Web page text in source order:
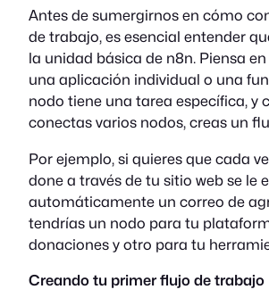
Antes de sumergirnos en cómo
de trabajo, es esencial entender
la unidad básica de n8n. Piensa
una aplicación individual o una
nodo tiene una tarea específica, y
conectas varios nodos, creas un
Por ejemplo, si quieres que cada
done a través de tu sitio web se le
automáticamente un correo de
tendrías un nodo para tu
donaciones y otro para tu
Creando tu primer flujo de trabajo